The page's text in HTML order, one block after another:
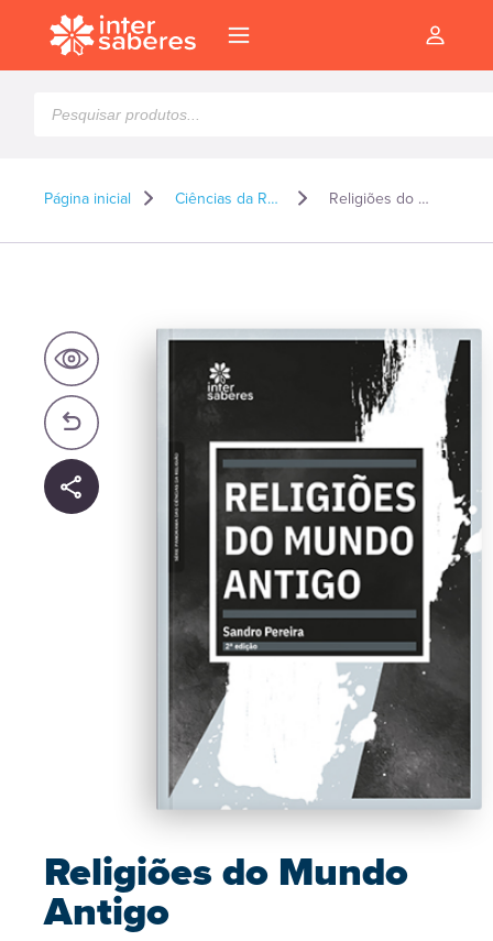
produtos
Página inicial Ciências da Religião* Religiões do Mundo Antigo
Religiões do Mundo
Antigo